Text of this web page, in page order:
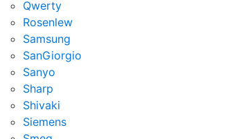
Qwerty
Rosenlew
Samsung
SanGiorgio
Sanyo
Sharp
Shivaki
Siemens